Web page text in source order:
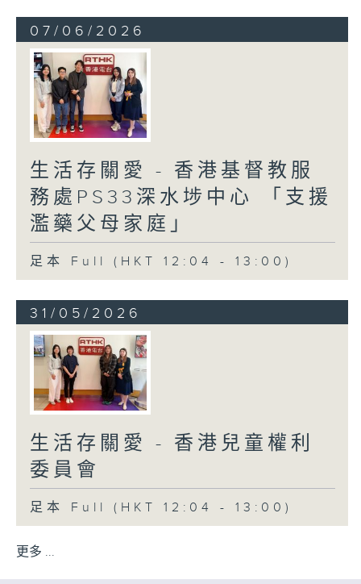
07/06/2026
生活存關愛 - 香港基督教服
務處PS33深水埗中心 「支援
濫藥父母家庭」
足本 Full (HKT 12:04 - 13:00)
31/05/2026
生活存關愛 - 香港兒童權利
委員會
足本 Full (HKT 12:04 - 13:00)
更多 ...